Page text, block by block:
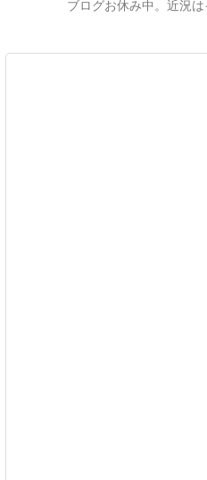
ブログお休み中。近況